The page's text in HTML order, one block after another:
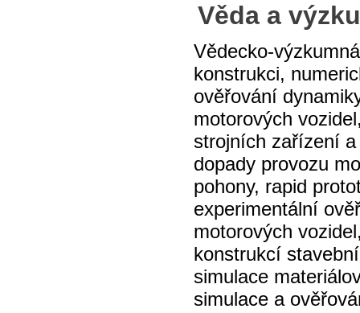
Věda a
Vědecko-
konstrukci,
ověřování
motorových
strojních zařízení
dopady provozu
pohony, rapid
experimentální
motorových
konstrukcí
simulace
simulace a